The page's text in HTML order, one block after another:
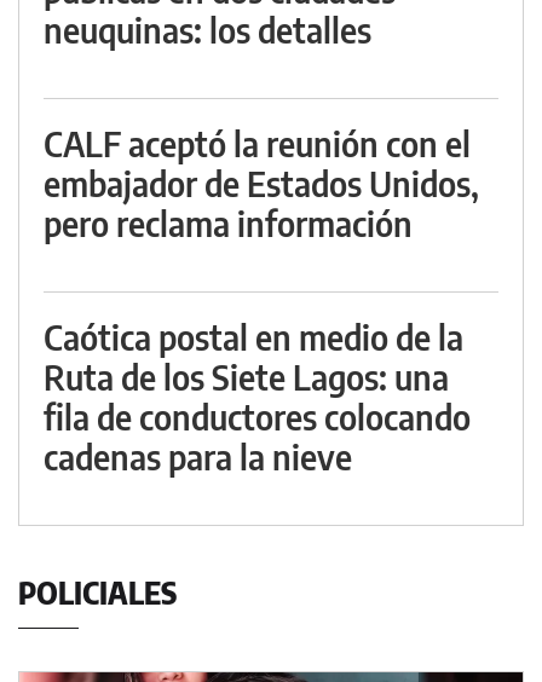
neuquinas: los detalles
CALF aceptó la reunión con el
embajador de Estados Unidos,
pero reclama información
Caótica postal en medio de la
Ruta de los Siete Lagos: una
fila de conductores colocando
cadenas para la nieve
POLICIALES